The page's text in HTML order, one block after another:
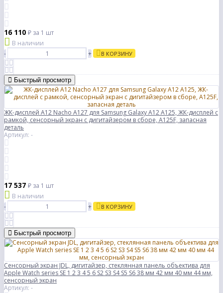
16 110 ₽ за 1 шт
В наличии
-
+ В КОРЗИНУ
Быстрый просмотр
ЖК-дисплей A12 Nacho A127 для Samsung Galaxy A12 A125, ЖК-дисплей с
рамкой, сенсорный экран с дигитайзером в сборе, A125F, запасная
деталь
Артикул: -
17 537 ₽ за 1 шт
В наличии
-
+ В КОРЗИНУ
Быстрый просмотр
Сенсорный экран JDL, дигитайзер, стеклянная панель объектива для
Apple Watch series SE 1 2 3 4 5 6 S2 S3 S4 S5 S6 38 мм 42 мм 40 мм 44 мм,
сенсорный экран
Артикул: -